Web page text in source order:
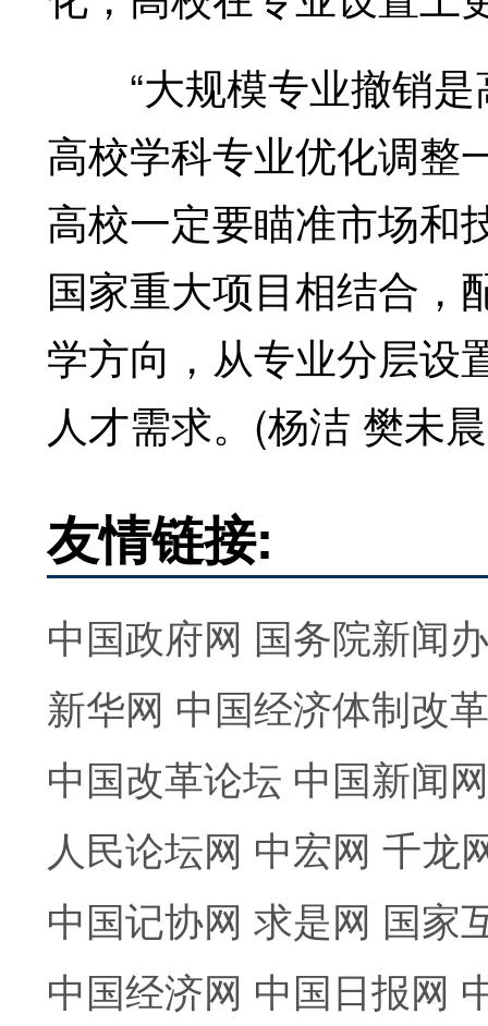
“大规模专业撤销是
高校学科专业优化调整
高校一定要瞄准市场和
国家重大项目相结合，
学方向，从专业分层设
人才需求。(杨洁 樊未
友情链接:
中国政府网 国务院新闻
新华网 中国经济体制改
中国改革论坛 中国新闻网
人民论坛网 中宏网 千龙
中国记协网 求是网 国家
中国经济网 中国日报网